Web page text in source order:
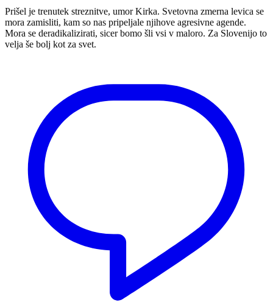
Prišel je trenutek streznitve, umor Kirka. Svetovna zmerna levica se
mora zamisliti, kam so nas pripeljale njihove agresivne agende.
Mora se deradikalizirati, sicer bomo šli vsi v maloro. Za Slovenijo to
velja še bolj kot za svet.